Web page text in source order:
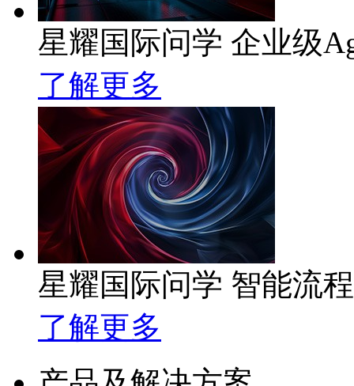
星耀国际问学 企业级
了解更多
星耀国际问学 智能流
了解更多